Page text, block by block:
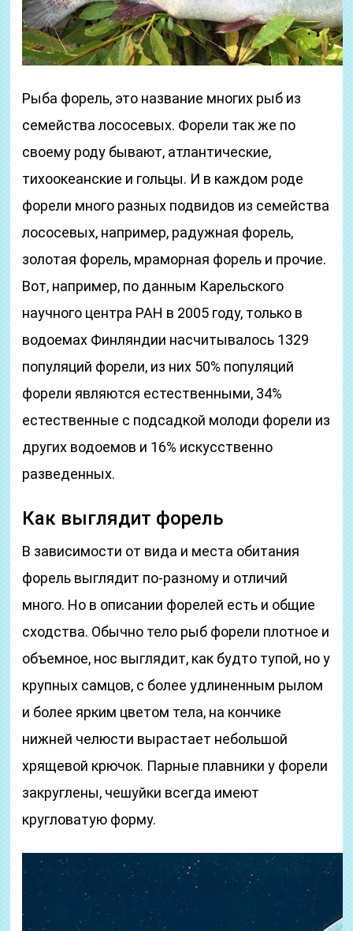
Рыба форель, это название многих рыб из
семейства лососевых. Форели так же по
своему роду бывают, атлантические,
тихоокеанские и гольцы. И в каждом роде
форели много разных подвидов из семейства
лососевых, например, радужная форель,
золотая форель, мраморная форель и прочие.
Вот, например, по данным Карельского
научного центра РАН в 2005 году, только в
водоемах Финляндии насчитывалось 1329
популяций форели, из них 50% популяций
форели являются естественными, 34%
естественные с подсадкой молоди форели из
других водоемов и 16% искусственно
разведенных.
Как выглядит форель
В зависимости от вида и места обитания
форель выглядит по-разному и отличий
много. Но в описании форелей есть и общие
сходства. Обычно тело рыб форели плотное и
объемное, нос выглядит, как будто тупой, но у
крупных самцов, с более удлиненным рылом
и более ярким цветом тела, на кончике
нижней челюсти вырастает небольшой
хрящевой крючок. Парные плавники у форели
закруглены, чешуйки всегда имеют
кругловатую форму.